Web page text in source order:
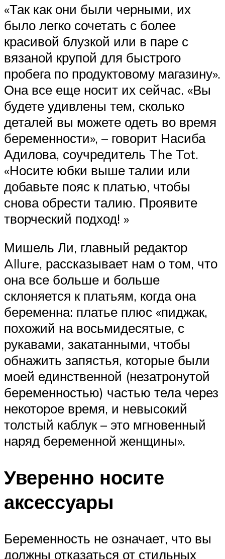
«Так как они были черными, их
было легко сочетать с более
красивой блузкой или в паре с
вязаной крупой для быстрого
пробега по продуктовому магазину».
Она все еще носит их сейчас. «Вы
будете удивлены тем, сколько
деталей вы можете одеть во время
беременности», – говорит Насиба
Адилова, соучредитель The Tot.
«Носите юбки выше талии или
добавьте пояс к платью, чтобы
снова обрести талию. Проявите
творческий подход! »
Мишель Ли, главный редактор
Allure, рассказывает нам о том, что
она все больше и больше
склоняется к платьям, когда она
беременна: платье плюс «пиджак,
похожий на восьмидесятые, с
рукавами, закатанными, чтобы
обнажить запястья, которые были
моей единственной (незатронутой
беременностью) частью тела через
некоторое время, и невысокий
толстый каблук – это мгновенный
наряд беременной женщины».
Уверенно носите
аксессуары
Беременность не означает, что вы
должны отказаться от стильных